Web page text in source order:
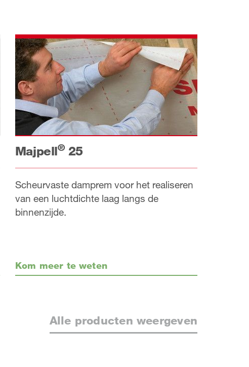
Majpell®25
Scheurvaste damprem voor het realiseren
van een luchtdichte laag langs de
binnenzijde.
Kom meer te weten
Alle producten weergeven